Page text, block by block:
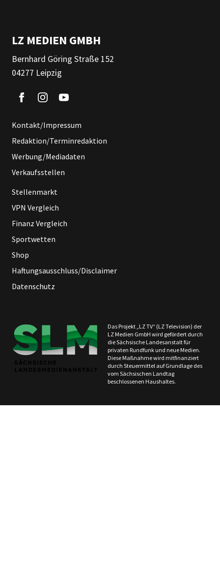
LZ MEDIEN GMBH
Bernhard Göring Straße 152
04277 Leipzig
Kontakt/Impressum
Redaktion/Terminredaktion
Werbung/Mediadaten
Verkaufsstellen
Stellenmarkt
VPN Vergleich
Finanz Vergleich
Sportwetten
Shop
Haftungsausschluss/Disclaimer
Datenschutz
Das Projekt „LZ TV“ (LZ Television) der
LZ Medien GmbH wird gefördert durch
die Sächsische Landesanstalt für
privaten Rundfunk und neue Medien.
Diese Maßnahme wird mitfinanziert
durch Steuermittel auf Grundlage des
vom Sächsischen Landtag
beschlossenen Haushaltes.